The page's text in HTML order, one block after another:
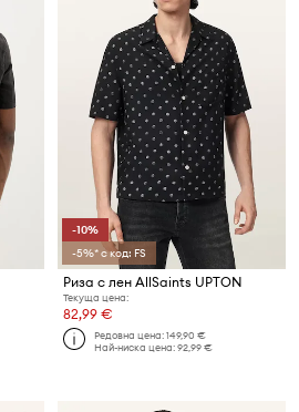
-10%
-5%* с код: FS
Риза с лен AllSaints UPTON
Текуща цена:
82,99 €
Редовна цена:149,90 €
Най-ниска цена:92,99 €